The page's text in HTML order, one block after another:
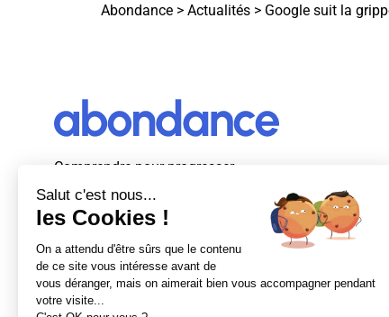
Abondance > Actualités > Google suit la
Comprendre pour progresser
Abondance, le premier média d’actualité
autour du SEO et des moteurs de recherche
en France.